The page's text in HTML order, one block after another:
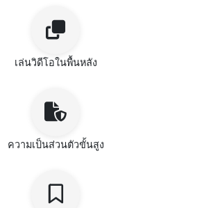
เล่นวิดีโอในพื้นหลัง
ความเป็นส่วนตัวขั้นสูง